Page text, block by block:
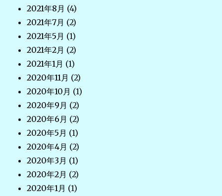
2021年8月 (4)
2021年7月 (2)
2021年5月 (1)
2021年2月 (2)
2021年1月 (1)
2020年11月 (2)
2020年10月 (1)
2020年9月 (2)
2020年6月 (2)
2020年5月 (1)
2020年4月 (2)
2020年3月 (1)
2020年2月 (2)
2020年1月 (1)